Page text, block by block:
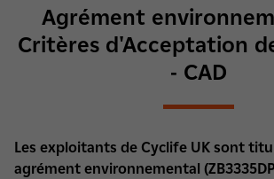
Agrément
Critères d'Acceptation
- CAD
Les exploitants de Cyclife UK sont
agrément environnemental